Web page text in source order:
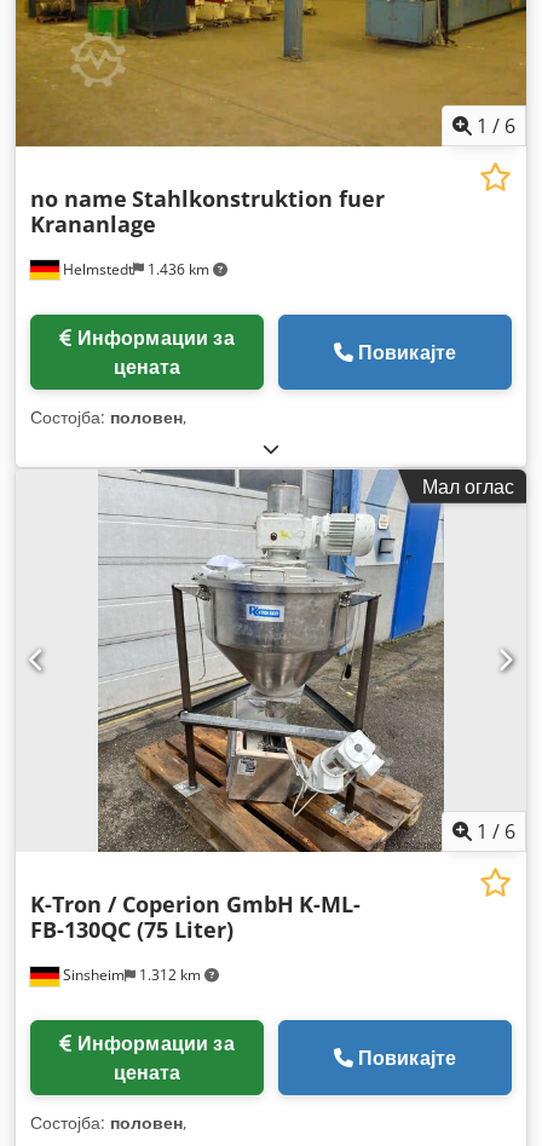
1 / 6
Helmstedt 1.436 km
no name Stahlkonstruktion fuer
Krananlage
цената
Повикајте
Состојба: половен,
Мал оглас
1 / 6
Sinsheim 1.312 km
K-Tron / Coperion GmbH K-ML-
FB-130QC (75 Liter)
цената
Повикајте
Состојба: половен,